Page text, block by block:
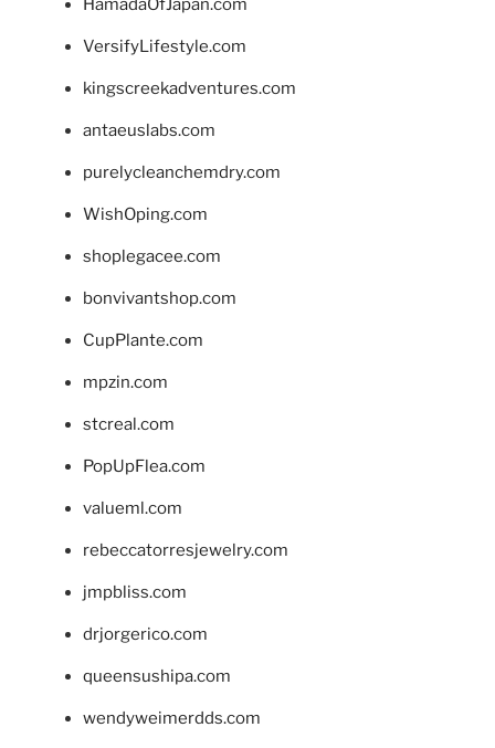
HamadaOfJapan.com
VersifyLifestyle.com
kingscreekadventures.com
antaeuslabs.com
purelycleanchemdry.com
WishOping.com
shoplegacee.com
bonvivantshop.com
CupPlante.com
mpzin.com
stcreal.com
PopUpFlea.com
valueml.com
rebeccatorresjewelry.com
jmpbliss.com
drjorgerico.com
queensushipa.com
wendyweimerdds.com